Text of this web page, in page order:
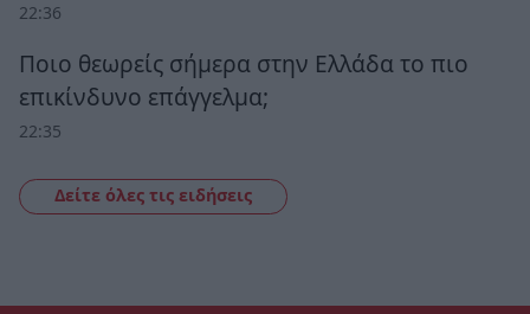
22:36
Ποιο θεωρείς σήμερα στην Ελλάδα το πιο
επικίνδυνο επάγγελμα;
22:35
Δείτε όλες τις ειδήσεις